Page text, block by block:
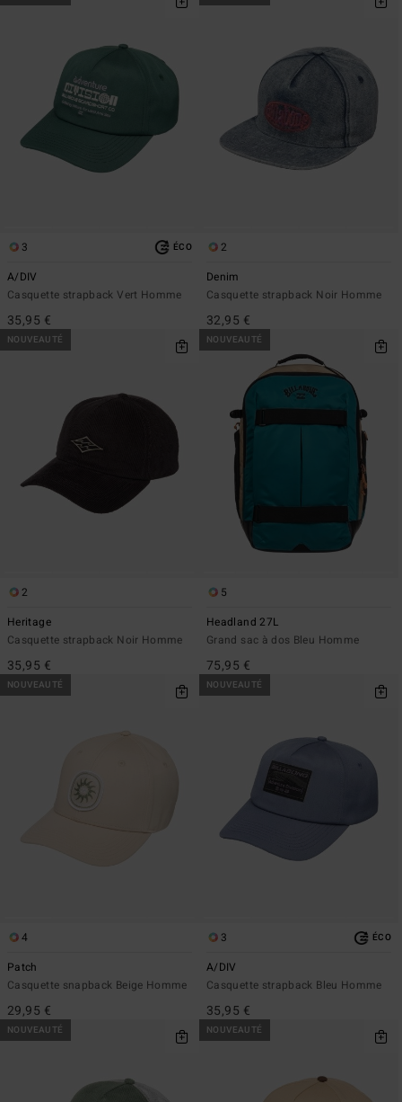
3 ÉCO
A/DIV
Casquette strapback Vert Homme
35,95 €
2
Denim
Casquette strapback Noir Homme
32,95 €
NOUVEAUTÉ
2
Heritage
Casquette strapback Noir Homme
35,95 €
NOUVEAUTÉ
5
Headland 27L
Grand sac à dos Bleu Homme
75,95 €
NOUVEAUTÉ
4
Patch
Casquette snapback Beige Homme
29,95 €
NOUVEAUTÉ
3 ÉCO
A/DIV
Casquette strapback Bleu Homme
35,95 €
NOUVEAUTÉ NOUVEAUTÉ